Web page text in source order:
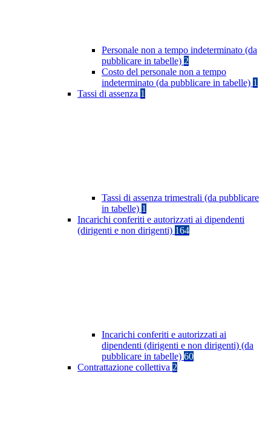
Personale non a tempo indeterminato (da
pubblicare in tabelle) 2
Costo del personale non a tempo
indeterminato (da pubblicare in tabelle) 1
Tassi di assenza 1
Tassi di assenza trimestrali (da pubblicare
in tabelle) 1
Incarichi conferiti e autorizzati ai dipendenti
(dirigenti e non dirigenti) 164
Incarichi conferiti e autorizzati ai
dipendenti (dirigenti e non dirigenti) (da
pubblicare in tabelle) 60
Contrattazione collettiva 2